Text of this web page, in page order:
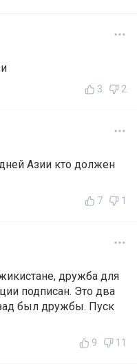
3 2
Азии кто должен
7 1
дружба для
подписан. Это два
был дружбы. Пуск
9 11